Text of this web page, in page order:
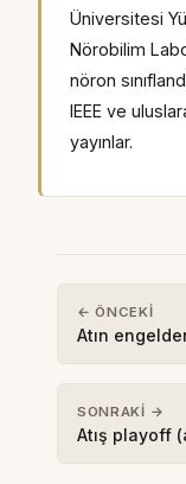
Üniversitesi
Nörobilim
nöron
IEEE ve
yayınlar.
← ÖNCEKI
Atın
SONRAKI →
Atış playoff